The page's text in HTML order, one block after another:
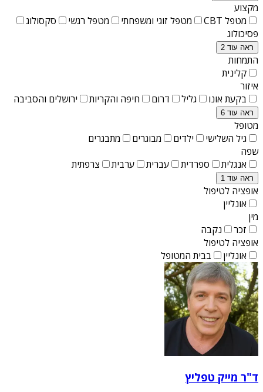
מקצוע
מטפל CBT
מטפל זוגי ומשפחתי מטפל רגשי
סקסולוג
פסיכולוג
ראה עוד 2
התמחות
קלינית
איזור
בקעת אונו
גליל דרום חיפה והקריות ירושלים והסביבה
ראה עוד 6
מטופל
גיל השלישי
ילדים מבוגרים
מתבגרים
שפה
אנגלית
ספרדית עברית ערבית צרפתית
ראה עוד 1
אופציה לטיפול
אונליין
מין
זכר
נקבה
אופציה לטיפול
אונליין
בבית המטופל
ד"ר מייק טפליץ